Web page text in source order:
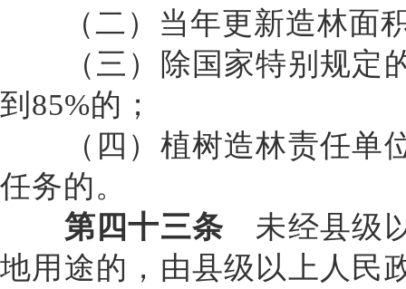
（二）当年更新造林面积
（三）除国家特别规定的
到 85%的；
（四）植树造林责任单位
任务的。
第四十三条 未经县级
地用途的，由县级以上人民